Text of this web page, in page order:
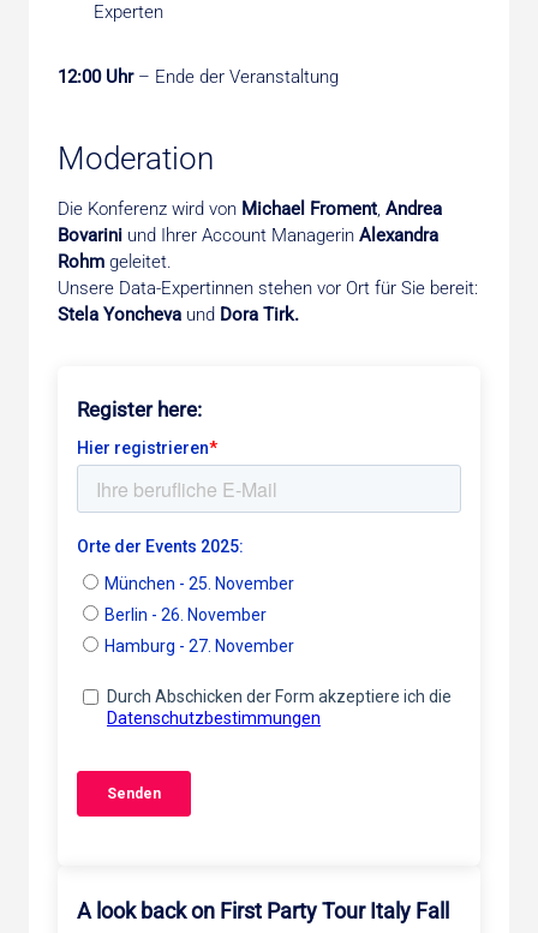
Experten
12:00 Uhr– Ende der Veranstaltung
Moderation
Die Konferenz wird von Michael Froment, Andrea
Bovarini und Ihrer Account Managerin Alexandra
Rohm geleitet.
Unsere Data-Expertinnen stehen vor Ort für Sie bereit:
Stela Yoncheva und Dora Tirk.
Register here:
A look back on First Party Tour Italy Fall